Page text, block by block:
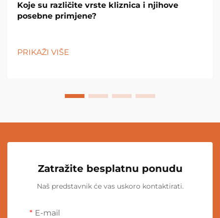
Koje su različite vrste kliznica i njihove
posebne primjene?
PRIKAŽI VIŠE
Zatražite besplatnu ponudu
Naš predstavnik će vas uskoro kontaktirati.
E-mail